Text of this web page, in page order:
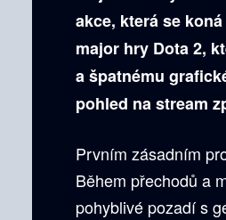
akce, která se
major hry Dota 2,
a špatnému
pohled na stream
Prvním zásadním
Během přechodů a
pohyblivé pozadí s